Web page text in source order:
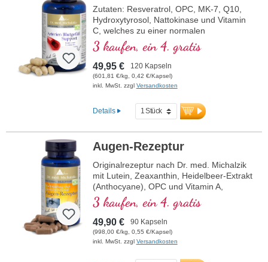
Zutaten: Resveratrol, OPC, MK-7, Q10,
Hydroxytyrosol, Nattokinase und Vitamin
C, welches zu einer normalen
Kollagenbildung für eine normale Funktion
der Blutgefäße beiträgt. Die B-Vitamine
liegen in bioaktiver Form vor.
3 kaufen, ein 4. gratis
49,95 € 120 Kapseln
(601,81 €/kg, 0,42 €/Kapsel)
inkl. MwSt. zzgl Versandkosten
Details
Augen-Rezeptur
Originalrezeptur nach Dr. med. Michalzik
mit Lutein, Zeaxanthin, Heidelbeer-Extrakt
(Anthocyane), OPC und Vitamin A,
welches zur Erhaltung einer normalen
Sehkraft beiträgt.
3 kaufen, ein 4. gratis
49,90 € 90 Kapseln
(998,00 €/kg, 0,55 €/Kapsel)
inkl. MwSt. zzgl Versandkosten